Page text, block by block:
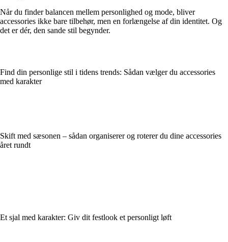
Når du finder balancen mellem personlighed og mode, bliver
accessories ikke bare tilbehør, men en forlængelse af din identitet. Og
det er dér, den sande stil begynder.
Find din personlige stil i tidens trends: Sådan vælger du accessories
med karakter
Skift med sæsonen – sådan organiserer og roterer du dine accessories
året rundt
Et sjal med karakter: Giv dit festlook et personligt løft